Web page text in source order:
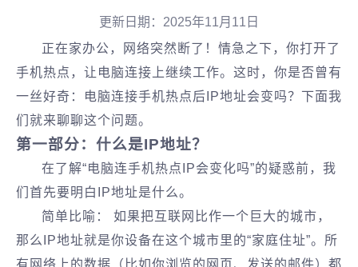
更新日期：2025年11月11日
正在家办公，网络突然断了！情急之下，你打开了
手机热点，让电脑连接上继续工作。这时，你是否曾有
一丝好奇：电脑连接手机热点后IP地址会变吗？下面我
们就来聊聊这个问题。
第一部分：什么是IP地址？
在了解“电脑连手机热点IP会变化吗”的疑惑前，我
们首先要明白IP地址是什么。
简单比喻： 如果把互联网比作一个巨大的城市，
那么IP地址就是你设备在这个城市里的“家庭住址”。所
有网络上的数据（比如你浏览的网页、发送的邮件）都